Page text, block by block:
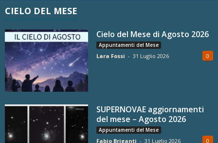
CIELO DEL MESE
Cielo del Mese di Agosto 2026
Appuntamenti del Mese
Lara Fossi - 31 Luglio 2026 0
SUPERNOVAE aggiornamenti
del mese – Agosto 2026
Appuntamenti del Mese
Fabio Briganti - 31 Luglio 2026 0